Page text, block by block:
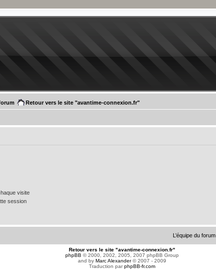
Retour vers le site "avantime-connexion.fr"
visite
session
L’équipe du forum
Retour vers le site "avantime-connexion.fr"
phpBB © 2000, 2002, 2005, 2007 phpBB Group
and by Marc Alexander© 2007 - 2009
Traduction parphpBB-fr.com